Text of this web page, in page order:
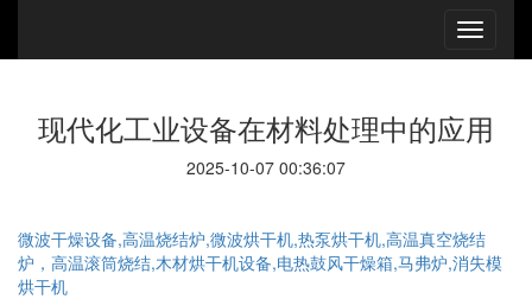
现代化工业设备在材料处理中的应用
2025-10-07 00:36:07
微波干燥设备,高温烧结炉,微波烘干机,热泵烘干机,高温真空烧结
炉，高温滚筒烧结,木材烘干机设备,电热鼓风干燥箱,马弗炉,消失模
烘干机